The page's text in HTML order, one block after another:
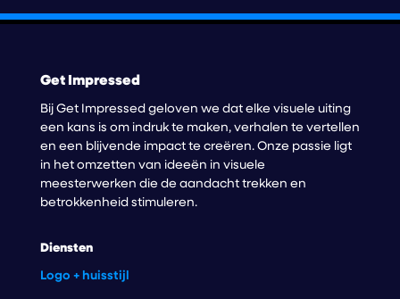
Get Impressed
Bij Get Impressed geloven we dat elke visuele uiting
een kans is om indruk te maken, verhalen te vertellen
en een blijvende impact te creëren. Onze passie ligt
in het omzetten van ideeën in visuele
meesterwerken die de aandacht trekken en
betrokkenheid stimuleren.
Diensten
Logo + huisstijl